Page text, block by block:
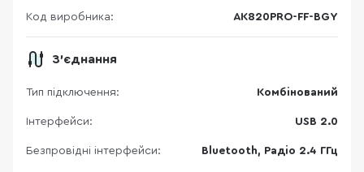
Код виробника: AK820PRO-FF-BGY
З'єднання
Тип підключення: Комбінований
Інтерфейси: USB 2.0
Безпровідні інтерфейси: Bluetooth, Радіо 2.4 ГГц